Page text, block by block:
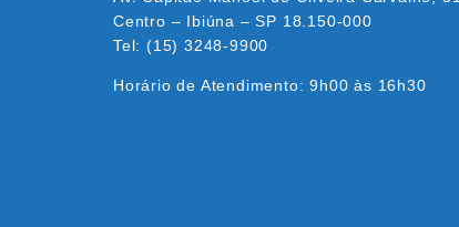
Centro – Ibiúna – SP 18.150-000
Tel: (15) 3248-9900
Horário de Atendimento: 9h00 às 16h30